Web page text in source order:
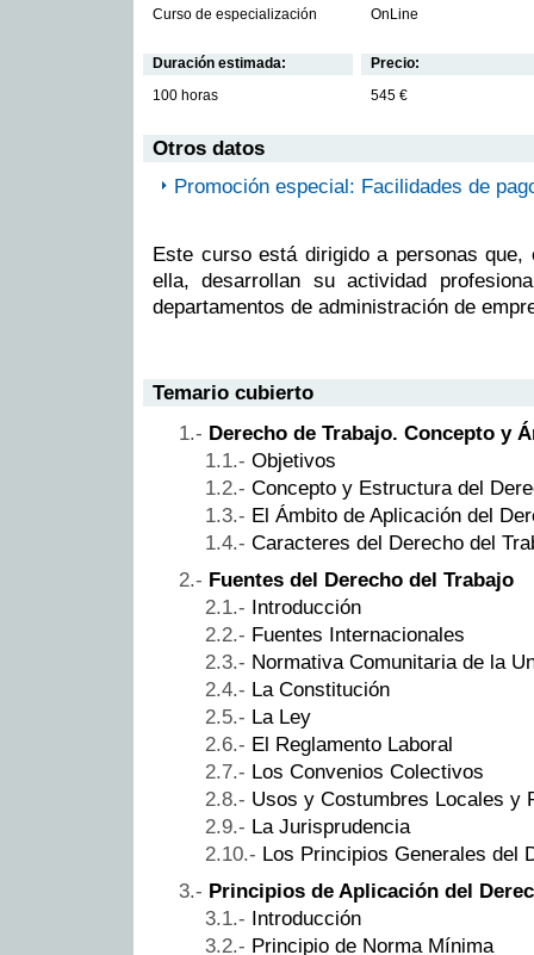
Curso de especialización
OnLine
Duración estimada:
100 horas
Precio:
545 €
Otros datos
Promoción especial: Facilidades de
Este curso está dirigido a personas
ella, desarrollan su actividad
departamentos de administración de
Temario cubierto
Derecho de Trabajo. Concepto y
Objetivos
Concepto y Estructura del
El Ámbito de Aplicación del
Caracteres del Derecho del
Fuentes del Derecho del Trabajo
Introducción
Fuentes Internacionales
Normativa Comunitaria de la
La Constitución
La Ley
El Reglamento Laboral
Los Convenios Colectivos
Usos y Costumbres Locales y
La Jurisprudencia
Los Principios Generales del
Principios de Aplicación del
Introducción
Principio de Norma Mínima